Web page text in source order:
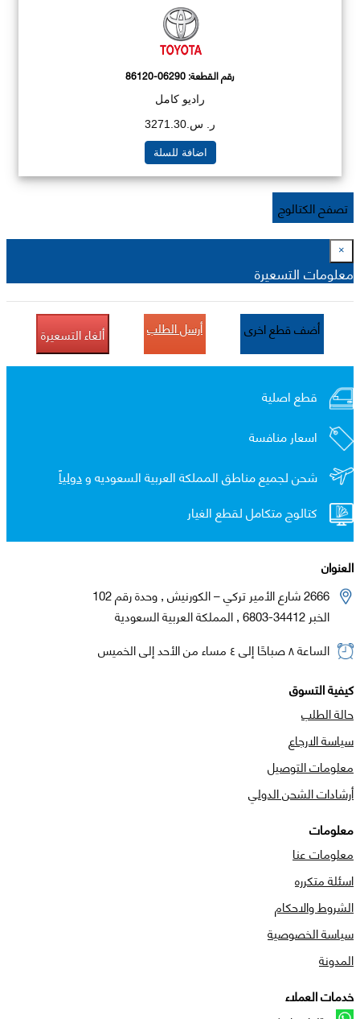
رقم القطعة:86120-06290
راديو كامل
ر. س.3271.30
اضافة للسلة
تصفح الكتالوج
×
معلومات التسعيرة
أضف قطع اخرى أرسل الطلب ألغاء التسعيرة
قطع اصلية
اسعار منافسة
شحن لجميع مناطق المملكة العربية السعوديه ودولياً
كتالوج متكامل لقطع الغيار
العنوان
2666 شارع الأمير تركي – الكورنيش , وحدة رقم 102
الخبر 34412-6803 , المملكة العربية السعودية
الساعة ٨ صباحًا إلى ٤ مساء من الأحد إلى الخميس
كيفية التسوق
حالة الطلب
سياسة الارجاع
معلومات التوصيل
أرشادات الشحن الدولي
معلومات
معلومات عنا
اسئلة متكرره
الشروط والاحكام
سياسة الخصوصية
المدونة
خدمات العملاء